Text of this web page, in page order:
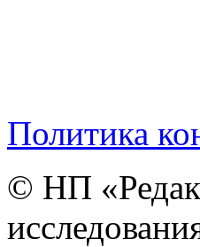
Политика
© НП